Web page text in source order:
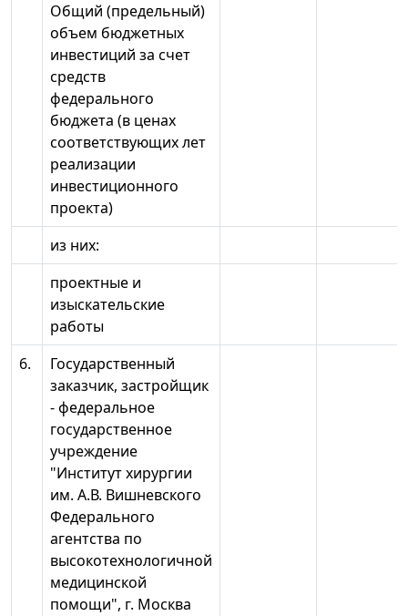
Общий (предельный)
объем бюджетных
инвестиций за счет
средств
федерального
бюджета (в ценах
соответствующих лет
реализации
инвестиционного
проекта)
из них:
проектные и
изыскательские
работы
6.
Государственный
заказчик, застройщик
- федеральное
государственное
учреждение
"Институт хирургии
им. А.В. Вишневского
Федерального
агентства по
высокотехнологичной
медицинской
помощи", г. Москва